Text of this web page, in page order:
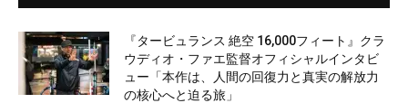
『タービュランス 絶空 16,000フィート』クラ
ウディオ・ファエ監督オフィシャルインタビ
ュー「本作は、人間の回復力と真実の解放力
の核心へと迫る旅」